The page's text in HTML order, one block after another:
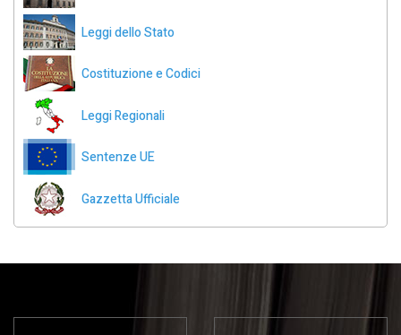
Leggi dello Stato
Costituzione e Codici
Leggi Regionali
Sentenze UE
Gazzetta Ufficiale